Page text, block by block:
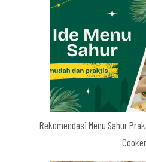
Rekomendasi Menu Sahur
Cooker